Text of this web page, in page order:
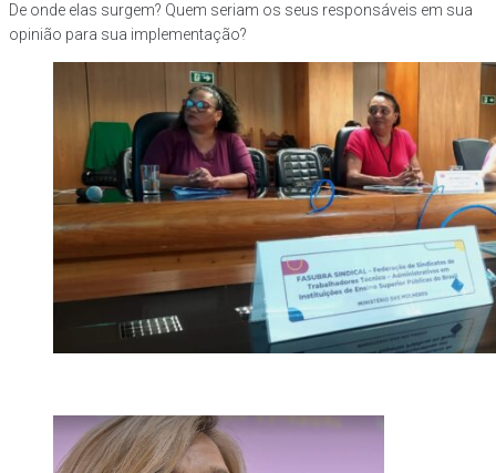
De onde elas surgem? Quem seriam os seus responsáveis em sua
opinião para sua implementação?